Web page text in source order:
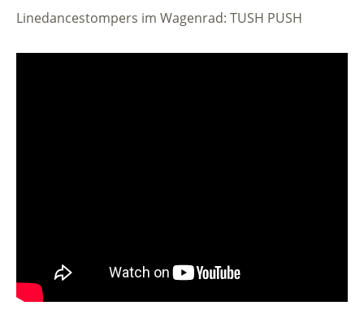
Linedancestompers im Wagenrad: TUSH PUSH